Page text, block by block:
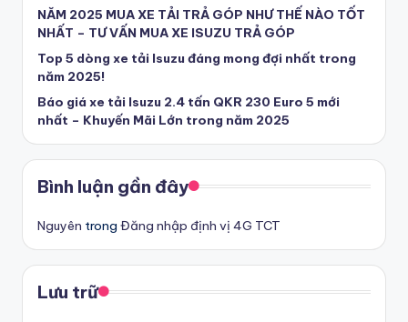
y
T
ín
-
ì
m
m
u
a
NĂM 2025 MUA XE TẢI TRẢ GÓP NHƯ THẾ NÀO TỐT
NHẤT – TƯ VẤN MUA XE ISUZU TRẢ GÓP
Top 5 dòng xe tải Isuzu đáng mong đợi nhất trong
năm 2025!
Báo giá xe tải Isuzu 2.4 tấn QKR 230 Euro 5 mới
nhất – Khuyến Mãi Lớn trong năm 2025
Bình luận gần đây
Nguyên trong Đăng nhập định vị 4G TCT
Lưu trữ